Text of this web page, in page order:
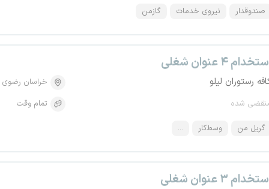
صندوقدار نیروی خدمات گازمن
۴ عنوان شغلی
رستوران لیلو
شده
خراسان رضوی
تمام وقت
گریل من وسط‌کار ...
۳ عنوان شغلی